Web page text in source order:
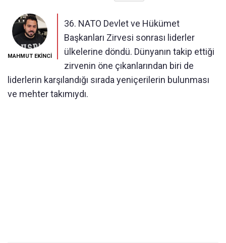
MAHMUT EKİNCİ
36. NATO Devlet ve Hükümet
Başkanları Zirvesi sonrası liderler
ülkelerine döndü. Dünyanın takip ettiği
zirvenin öne çıkanlarından biri de
liderlerin karşılandığı sırada yeniçerilerin bulunması
ve mehter takımıydı.